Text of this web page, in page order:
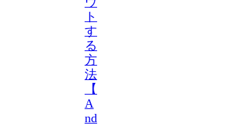
ト
す
る
方
法
【
A
nd